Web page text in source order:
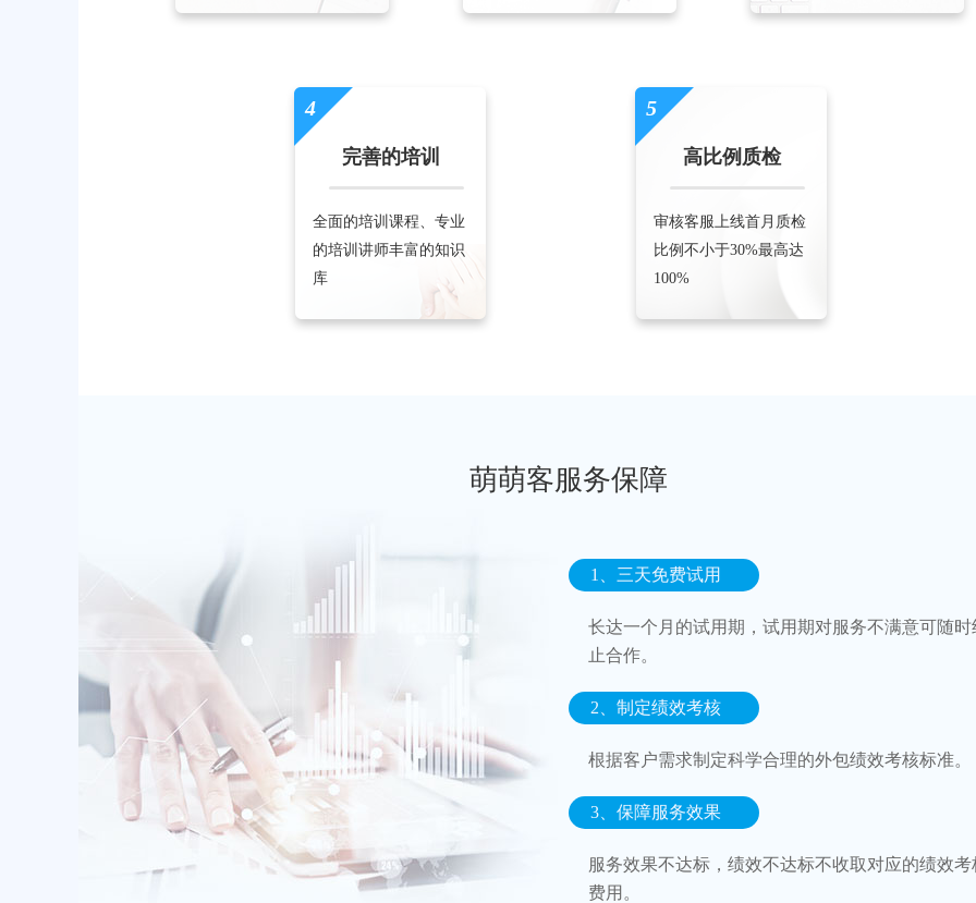
4
完善的培训
全面的培训课程、专业
的培训讲师丰富的知识
库
5
高比例质检
审核客服上线首月质检
比例不小于30%最高达
100%
萌萌客服务保障
1、三天免费试用
长达一个月的试用期，试用期对服务不满意可随时
止合作。
2、制定绩效考核
根据客户需求制定科学合理的外包绩效考核标准。
3、保障服务效果
服务效果不达标，绩效不达标不收取对应的绩效考
费用。